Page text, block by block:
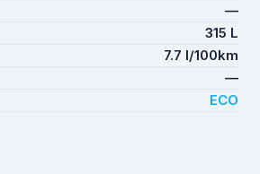
—
315 L
7.7 l/100km
—
ECO